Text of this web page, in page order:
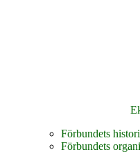
Förbundets
Förbundets